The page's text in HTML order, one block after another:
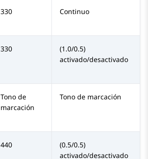
330 Continuo
330
(1.0/0.5)
activado/desactivado
Tono de
marcación
Tono de marcación
440
(0.5/0.5)
activado/desactivado